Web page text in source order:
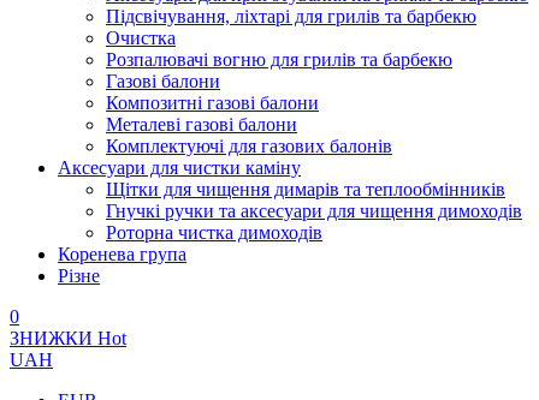
Підсвічування, ліхтарі для грилів та барбекю
Очистка
Розпалювачі вогню для грилів та барбекю
Газові балони
Композитні газові балони
Металеві газові балони
Комплектуючі для газових балонів
Аксесуари для чистки каміну
Щітки для чищення димарів та теплообмінників
Гнучкі ручки та аксесуари для чищення димоходів
Роторна чистка димоходів
Коренева група
Різне
0
ЗНИЖКИ Hot
UAH